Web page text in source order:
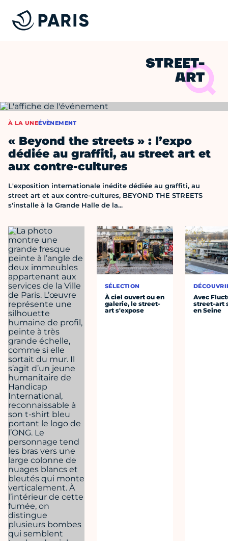
STREET-
ART
À LA UNEÉVÈNEMENT
« Beyond the streets » : l’expo
dédiée au graffiti, au street art et
aux contre-cultures
L'exposition internationale inédite dédiée au graffiti, au
street art et aux contre-cultures, BEYOND THE STREETS
s'installe à la Grande Halle de la...
SÉLECTION
À ciel ouvert ou en
galerie, le street-
art s'expose
Avec
street-art
en Seine